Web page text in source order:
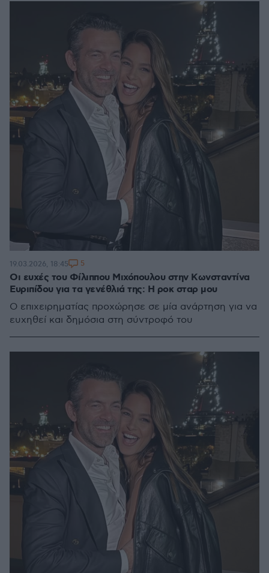
Οι ευχές του Φίλιππου Μιχόπουλου στην Κωνσταντίνα
Ευριπίδου για τα γενέθλιά της: Η ροκ σταρ μου
Ο επιχειρηματίας προχώρησε σε μία ανάρτηση για να
ευχηθεί και δημόσια στη σύντροφό του
19.03.2026, 18:45 5